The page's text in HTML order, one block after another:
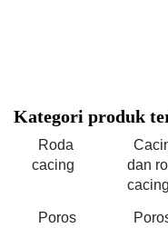
Kategori produk
Roda
cacing
dan
cacing
Poros